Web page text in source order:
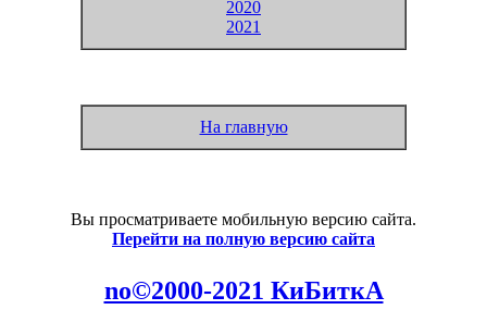
2020
2021
На главную
Вы просматриваете мобильную версию сайта.
Перейти на полную версию сайта
no©2000-2021 КиБиткА